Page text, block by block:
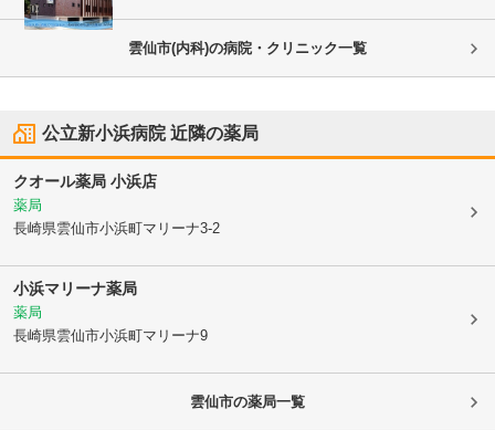
雲仙市(内科)の病院・クリニック一覧
公立新小浜病院近隣の薬局
クオール薬局 小浜店
薬局
長崎県雲仙市小浜町マリーナ3-2
小浜マリーナ薬局
薬局
長崎県雲仙市小浜町マリーナ9
雲仙市の薬局一覧